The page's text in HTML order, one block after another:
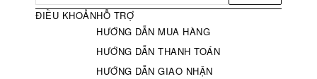
ĐIỀU KHOẢNHỖ TRỢ
HƯỚNG DẪN MUA HÀNG
HƯỚNG DẪN THANH TOÁN
HƯỚNG DẪN GIAO NHẬN